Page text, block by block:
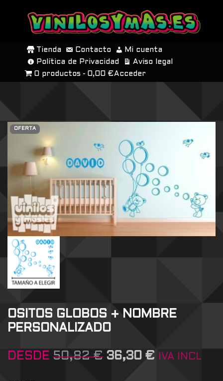
SALTAR
CONTENIDO
Tienda Contacto
Mi cuenta
Política de Privacidad
Aviso legal
0 productos
0,00 € Acceder
OFERTA
OSITOS GLOBOS + NOMBRE
PERSONALIZADO
DESDE 50,82€ 36,30 € IVA INCL